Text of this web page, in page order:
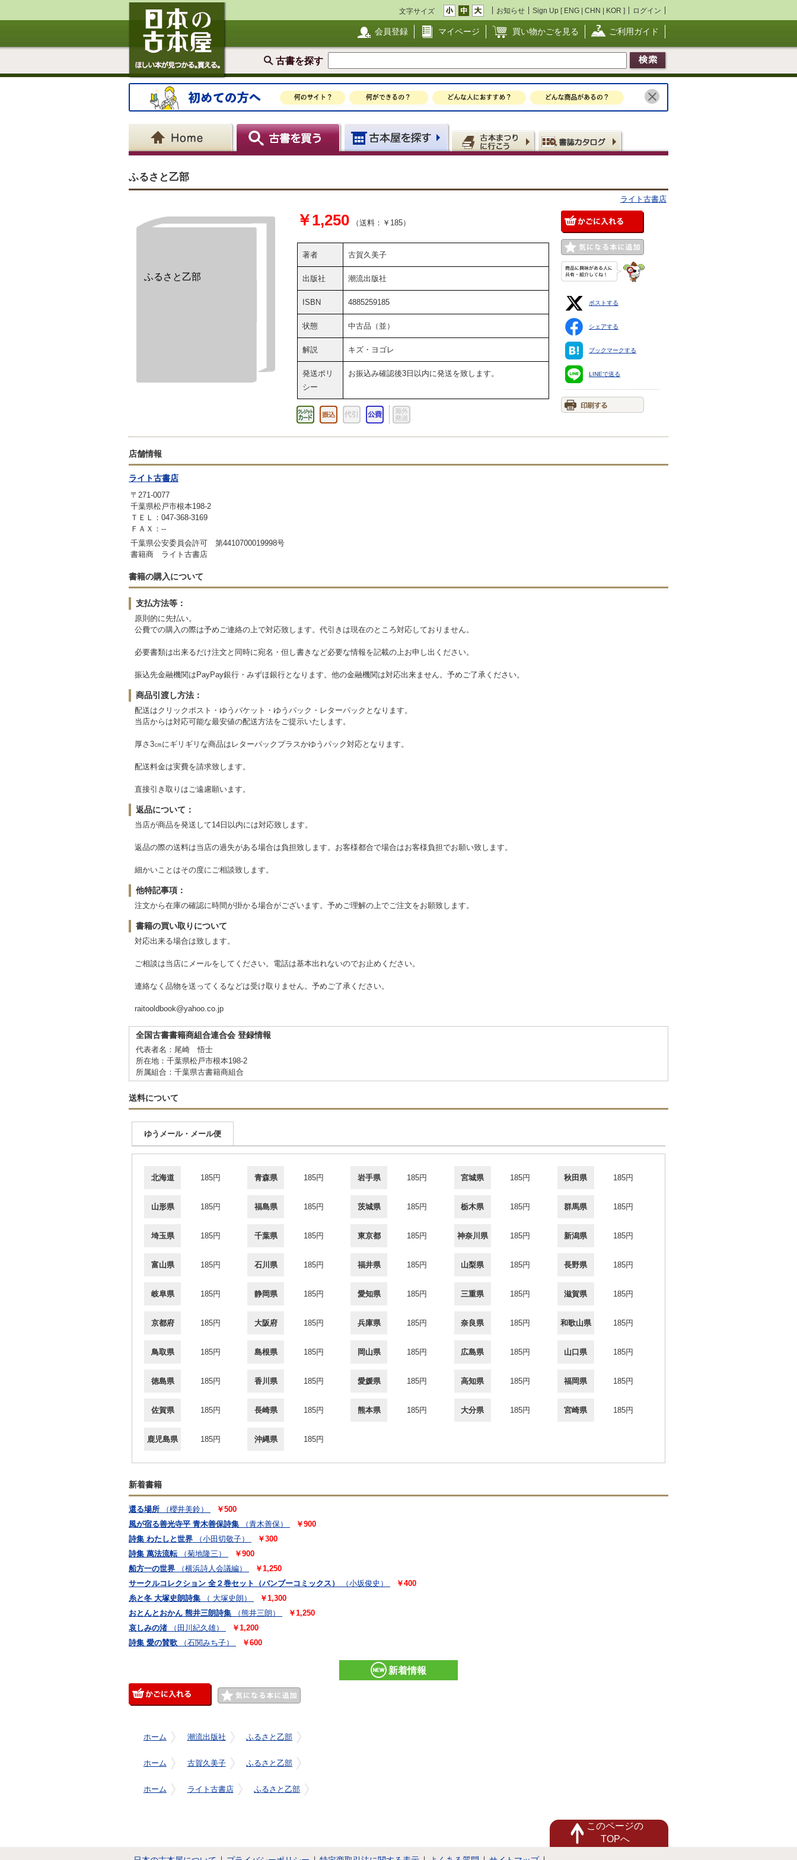
文字サイズ お知らせ Sign Up [ ENG | CHN | KOR ] ログイン
会員登録 マイページ 買い物かごを見る ご利用ガイド
古書を探す
ふるさと乙部
ライト古書店
ふるさと乙部
￥1,250 （送料：￥185）
著者 古賀久美子
出版社 潮流出版社
ISBN 4885259185
状態 中古品（並）
解説 キズ・ヨゴレ
発送ポリ
シー
お振込み確認後3日以内に発送を致します。
ポストする
シェアする
ブックマークする
LINEで送る
店舗情報
ライト古書店
〒271-0077
千葉県松戸市根本198-2
ＴＥＬ：047-368-3169
ＦＡＸ：--
千葉県公安委員会許可 第4410700019998号
書籍商 ライト古書店
書籍の購入について
支払方法等：
原則的に先払い。
公費での購入の際は予めご連絡の上で対応致します。代引きは現在のところ対応しておりません。
必要書類は出来るだけ注文と同時に宛名・但し書きなど必要な情報を記載の上お申し出ください。
振込先金融機関はPayPay銀行・みずほ銀行となります。他の金融機関は対応出来ません。予めご了承ください。
商品引渡し方法：
配送はクリックポスト・ゆうパケット・ゆうパック・レターパックとなります。
当店からは対応可能な最安値の配送方法をご提示いたします。
厚さ3㎝にギリギリな商品はレターパックプラスかゆうパック対応となります。
配送料金は実費を請求致します。
直接引き取りはご遠慮願います。
返品について：
当店が商品を発送して14日以内には対応致します。
返品の際の送料は当店の過失がある場合は負担致します。お客様都合で場合はお客様負担でお願い致します。
細かいことはその度にご相談致します。
他特記事項：
注文から在庫の確認に時間が掛かる場合がございます。予めご理解の上でご注文をお願致します。
書籍の買い取りについて
対応出来る場合は致します。
ご相談は当店にメールをしてください。電話は基本出れないのでお止めください。
連絡なく品物を送ってくるなどは受け取りません。予めご了承ください。
raitooldbook@yahoo.co.jp
全国古書書籍商組合連合会 登録情報
代表者名：尾崎 悟士
所在地：千葉県松戸市根本198-2
所属組合：千葉県古書籍商組合
送料について
ゆうメール・メール便
北海道 185円 青森県 185円 岩手県 185円 宮城県 185円 秋田県 185円
山形県 185円 福島県 185円 茨城県 185円 栃木県 185円 群馬県 185円
埼玉県 185円 千葉県 185円 東京都 185円 神奈川県 185円 新潟県 185円
富山県 185円 石川県 185円 福井県 185円 山梨県 185円 長野県 185円
岐阜県 185円 静岡県 185円 愛知県 185円 三重県 185円 滋賀県 185円
京都府 185円 大阪府 185円 兵庫県 185円 奈良県 185円 和歌山県 185円
鳥取県 185円 島根県 185円 岡山県 185円 広島県 185円 山口県 185円
徳島県 185円 香川県 185円 愛媛県 185円 高知県 185円 福岡県 185円
佐賀県 185円 長崎県 185円 熊本県 185円 大分県 185円 宮崎県 185円
鹿児島県 185円 沖縄県 185円
新着書籍
還る場所 （櫻井美鈴）
￥500
風が宿る善光寺平 青木善保詩集
（青木善保）
￥900
詩集 わたしと世界
（小田切敬子）
￥300
詩集 萬法流転
（菊地隆三）
￥900
船方一の世界
（横浜詩人会議編）
￥1,250
サークルコレクション 全２巻セット（バンブーコミックス）
（小坂俊史）
￥400
糸と冬 大塚史朗詩集
（ 大塚史朗）
￥1,300
おとんとおかん 熊井三朗詩集
（熊井三朗）
￥1,250
哀しみの渚
（田川紀久雄）
￥1,200
詩集 愛の賛歌
（石関みち子） ￥600
新着情報
ホーム 潮流出版社 ふるさと乙部
ホーム 古賀久美子 ふるさと乙部
ホーム ライト古書店 ふるさと乙部
このページの
TOPへ